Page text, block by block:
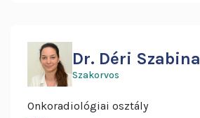
Dr. Déri Szabina
Szakorvos
Onkoradiológiai osztály